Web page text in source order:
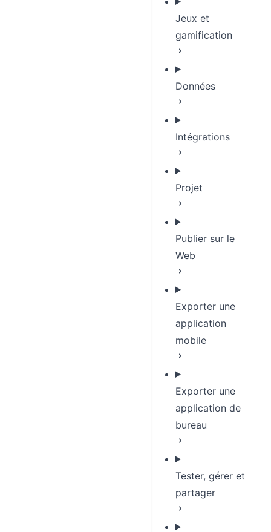
Jeux et
gamification
Données
Intégrations
Projet
Publier sur le
Web
Exporter une
application
mobile
Exporter une
application de
bureau
Tester, gérer et
partager